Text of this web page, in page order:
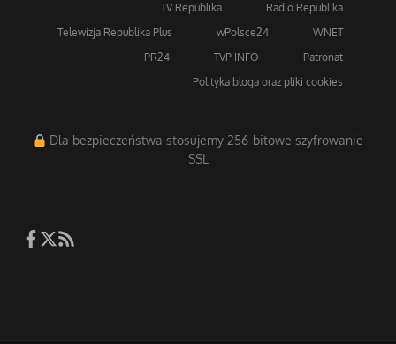
TV Republika
Radio Republika
Telewizja Republika Plus
wPolsce24
WNET
PR24
TVP INFO
Patronat
Polityka bloga oraz pliki cookies
Dla bezpieczeństwa stosujemy 256-bitowe szyfrowanie
SSL